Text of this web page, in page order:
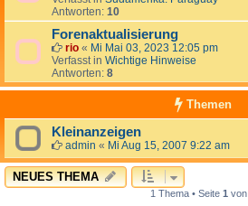
Antworten: 10
Forenaktualisierung
rio « Mi Mai 03, 2023 12:05 pm
Verfasst in Wichtige Hinweise
Antworten: 8
Themen
Kleinanzeigen
admin « Mi Aug 15, 2007 9:22 am
NEUES THEMA
1 Thema • Seite 1 von